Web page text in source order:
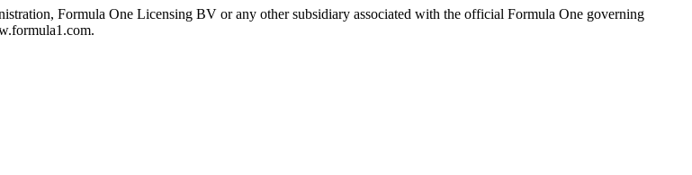
Formula One Licensing BV or any other subsidiary associated with the official Formula One governing